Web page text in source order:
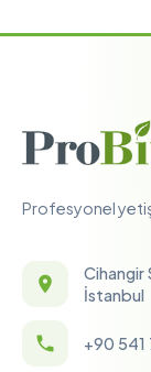
Profesyonel
Cihangir
İstanbul
+90